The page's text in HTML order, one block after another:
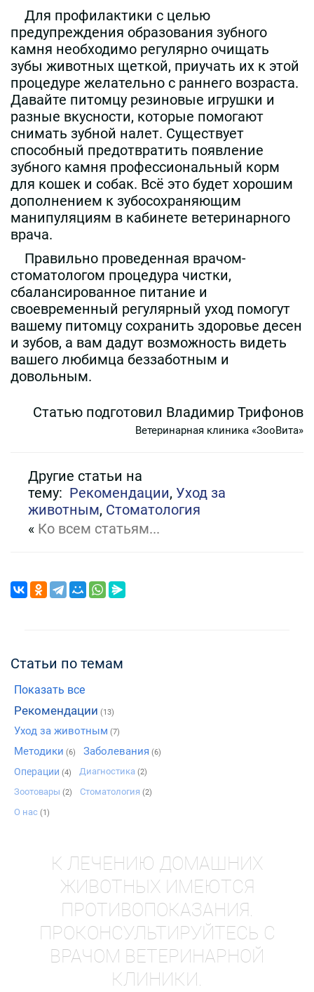
Для профилактики с целью
предупреждения образования зубного
камня необходимо регулярно очищать
зубы животных щеткой, приучать их к этой
процедуре желательно с раннего возраста.
Давайте питомцу резиновые игрушки и
разные вкусности, которые помогают
снимать зубной налет. Существует
способный предотвратить появление
зубного камня профессиональный корм
для кошек и собак. Всё это будет хорошим
дополнением к зубосохраняющим
манипуляциям в кабинете ветеринарного
врача.
Правильно проведенная врачом-
стоматологом процедура чистки,
сбалансированное питание и
своевременный регулярный уход помогут
вашему питомцу сохранить здоровье десен
и зубов, а вам дадут возможность видеть
вашего любимца беззаботным и
довольным.
Статью подготовил Владимир Трифонов
Ветеринарная клиника «ЗооВита»
Другие статьи на
тему: Рекомендации, Уход за
животным, Стоматология
« Ко всем статьям...
Статьи по темам
Показать все
Рекомендации (13)
Уход за животным (7)
Методики (6) Заболевания (6)
Операции (4) Диагностика (2)
Зоотовары (2) Стоматология (2)
О нас (1)
К ЛЕЧЕНИЮ ДОМАШНИХ
ЖИВОТНЫХ ИМЕЮТСЯ
ПРОТИВОПОКАЗАНИЯ.
ПРОКОНСУЛЬТИРУЙТЕСЬ С
ВРАЧОМ ВЕТЕРИНАРНОЙ
КЛИНИКИ.